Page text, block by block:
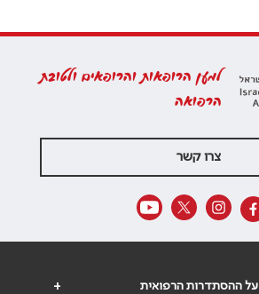
למען הרופאות והרופאים ולטובת
הרפואה
צרו קשר
+ על ההסתדרות הרפואית